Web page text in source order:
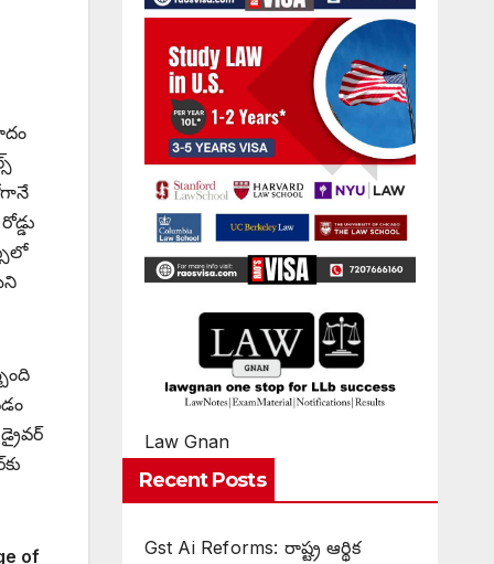
of
Law Gnan
Recent Posts
Gst Ai Reforms: రాష్ట్ర ఆర్థిక